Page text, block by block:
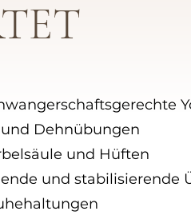
Dehnübungen
und Hüften
und stabilisierende